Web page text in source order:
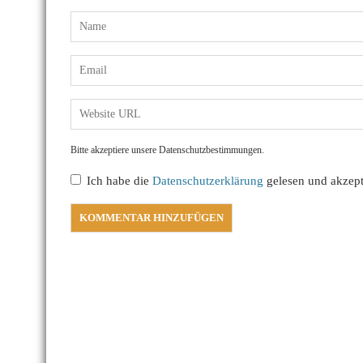
Bitte akzeptiere unsere Datenschutzbestimmungen.
Ich habe die Datenschutzerklärung gelesen und